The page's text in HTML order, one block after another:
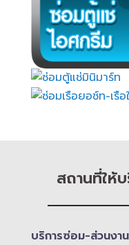
สถานที่ให้
บริการซ่อม-​ส่วนงา